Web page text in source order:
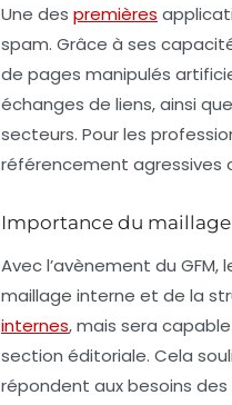
Une des premières
spam. Grâce à ses
de pages manipulés
échanges de liens, ainsi
secteurs. Pour les
référencement agressives
Importance du
Avec l’avènement du
maillage interne et de la
internes, mais sera
section éditoriale. Cela
répondent aux besoins